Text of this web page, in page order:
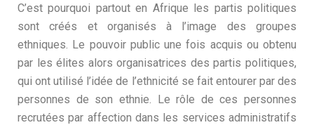
C’est pourquoi partout en Afrique les partis politiques
sont créés et organisés à l’image des groupes
ethniques. Le pouvoir public une fois acquis ou obtenu
par les élites alors organisatrices des partis politiques,
qui ont utilisé l’idée de l’ethnicité se fait entourer par des
personnes de son ethnie. Le rôle de ces personnes
recrutées par affection dans les services administratifs